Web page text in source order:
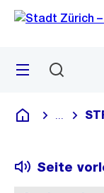
Sprunglink
Menü
Deutsch
Blende
Seite